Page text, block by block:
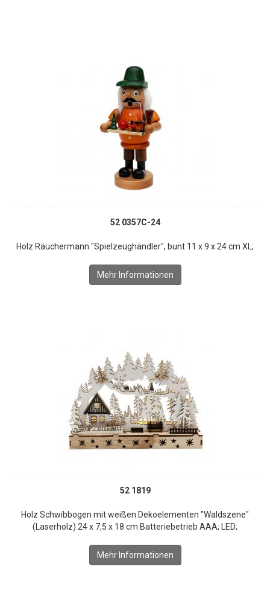
52 0357C-24
Holz Räuchermann "Spielzeughändler", bunt 11 x 9 x 24 cm XL;
Mehr Informationen
52 1819
Holz Schwibbogen mit weißen Dekoelementen "Waldszene"
(Laserholz) 24 x 7,5 x 18 cm Batteriebetrieb AAA; LED;
Mehr Informationen